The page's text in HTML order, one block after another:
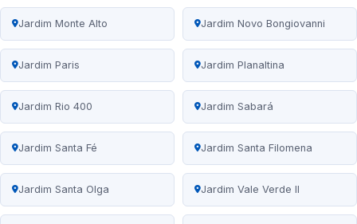
Jardim Monte Alto Jardim Novo Bongiovanni
Jardim Paris Jardim Planaltina
Jardim Rio 400 Jardim Sabará
Jardim Santa Fé Jardim Santa Filomena
Jardim Santa Olga Jardim Vale Verde II